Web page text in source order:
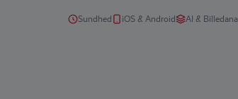
Sundhed iOS & Android AI &